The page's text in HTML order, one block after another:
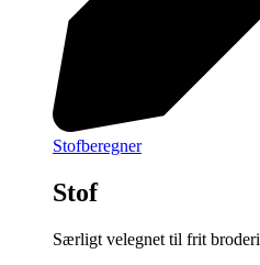
Stofberegner
Stof
Særligt velegnet til frit broderi